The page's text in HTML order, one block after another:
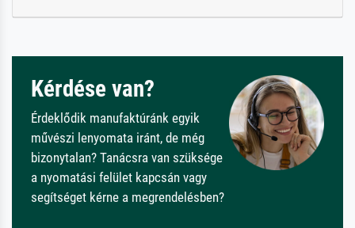
Kérdése van?
Érdeklődik manufaktúránk egyik
művészi lenyomata iránt, de még
bizonytalan? Tanácsra van szüksége
a nyomatási felület kapcsán vagy
segítséget kérne a megrendelésben?